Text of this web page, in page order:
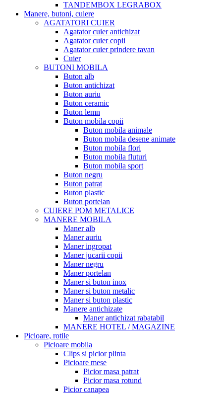
TANDEMBOX LEGRABOX
Manere, butoni, cuiere
AGATATORI CUIER
Agatator cuier antichizat
Agatator cuier copii
Agatator cuier prindere tavan
Cuier
BUTONI MOBILA
Buton alb
Buton antichizat
Buton auriu
Buton ceramic
Buton lemn
Buton mobila copii
Buton mobila animale
Buton mobila desene animate
Buton mobila flori
Buton mobila fluturi
Buton mobila sport
Buton negru
Buton patrat
Buton plastic
Buton portelan
CUIERE POM METALICE
MANERE MOBILA
Maner alb
Maner auriu
Maner ingropat
Maner jucarii copii
Maner negru
Maner portelan
Maner si buton inox
Maner si buton metalic
Maner si buton plastic
Manere antichizate
Maner antichizat rabatabil
MANERE HOTEL / MAGAZINE
Picioare, rotile
Picioare mobila
Clips si picior plinta
Picioare mese
Picior masa patrat
Picior masa rotund
Picior canapea